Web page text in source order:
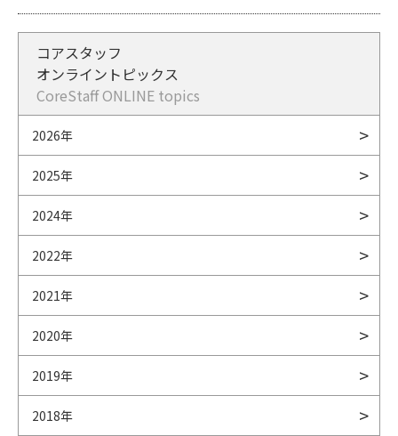
コアスタッフ
オンライントピックス
CoreStaff ONLINE topics
2026年
2025年
2024年
2022年
2021年
2020年
2019年
2018年